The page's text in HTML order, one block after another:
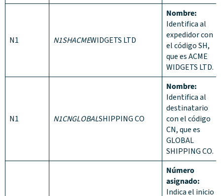
N1 N1SHACMEWIDGETS LTD
Nombre:
Identifica al
expedidor con
el código SH,
que es ACME
WIDGETS LTD.
N1 N1CNGLOBALSHIPPING CO
Nombre:
Identifica al
destinatario
con el código
CN, que es
GLOBAL
SHIPPING CO.
Número
asignado:
Indica el inicio